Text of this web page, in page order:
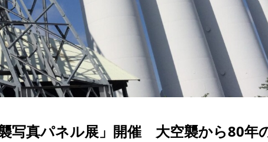
写真パネル展」開催 大空襲から80年